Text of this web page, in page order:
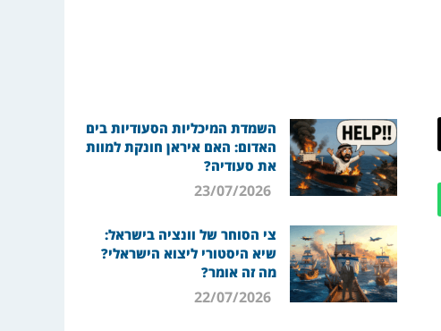
השמדת המיכליות הסעודיות בים
האדום: האם איראן חונקת למוות
את סעודיה?
23/07/2026
צי הסוחר של וונציה בישראל:
שיא היסטורי ליצוא הישראלי?
מה זה אומר?
22/07/2026